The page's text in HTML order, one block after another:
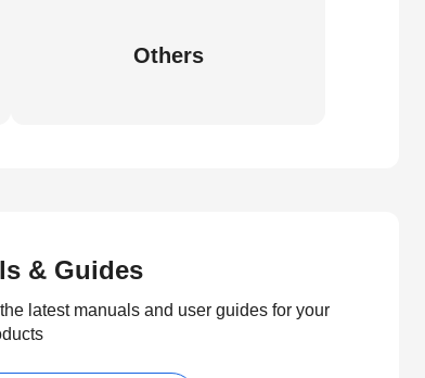
Others
& Guides
latest manuals and user guides for your